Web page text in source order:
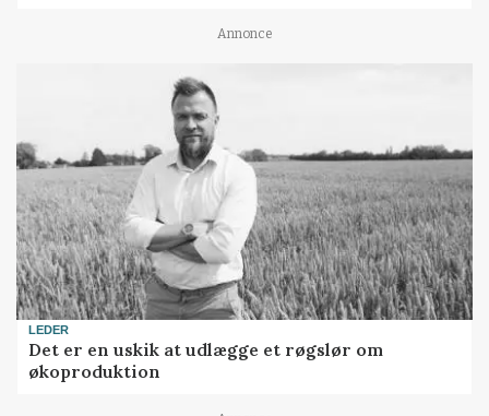
Annonce
LEDER
Det er en uskik at udlægge et røgslør om
økoproduktion